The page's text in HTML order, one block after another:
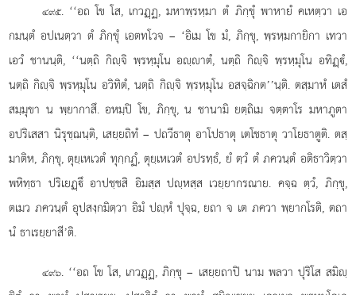
๔๙๕. ‘‘อถ โข โส, เกวฏฺฏ, มหาพฺรหฺมา ตํ ภิกฺขุํ พาหายํ คเหตฺวา เอ
กมนฺตํ อปเนตฺวา ตํ ภิกฺขุํ เอตทโวจ– ‘อิเม โข มํ, ภิกฺขุ, พฺรหฺมกายิกา เทวา
เอวํ ชานนฺติ, ‘‘นตฺถิ กิฺจิ พฺรหฺมุโน อฺาตํ, นตฺถิ กิฺจิ พฺรหฺมุโน อทิฏฺํ,
นตฺถิ กิฺจิ พฺรหฺมุโน อวิทิตํ, นตฺถิ กิฺจิ พฺรหฺมุโน อสจฺฉิกต’’นฺติ. ตสฺมาหํ เตสํ
สมฺมุขา น พฺยากาสึ. อหมฺปิ โข, ภิกฺขุ, น ชานามิ ยตฺถิเม จตฺตาโร มหาภูตา
อปริเสสา นิรุชฺฌนฺติ, เสยฺยถิทํ – ปถวีธาตุ อาโปธาตุ เตโชธาตุ วาโยธาตูติ. ตสฺ
มาติห, ภิกฺขุ, ตุยฺเหเวตํ ทุกฺกฏํ, ตุยฺเหเวตํ อปรทฺธํ, ยํ ตฺวํ ตํ ภควนฺตํ อติธาวิตฺวา
พหิทฺธา ปริเยฏฺึ อาปชฺชสิ อิมสฺส ปฺหสฺส เวยฺยากรณาย. คจฺฉ ตฺวํ, ภิกฺขุ,
ตเมว ภควนฺตํ อุปสงฺกมิตฺวา อิมํ ปฺหํ ปุจฺฉ, ยถา จ เต ภควา พฺยากโรติ, ตถา
นํ ธาเรยฺยาสี’ติ.
๔๙๖. ‘‘อถ โข โส, เกวฏฺฏ, ภิกฺขุ – เสยฺยถาปิ นาม พลวา ปุริโส สมิฺ